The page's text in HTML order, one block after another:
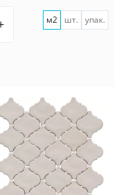
м2 шт. упак.